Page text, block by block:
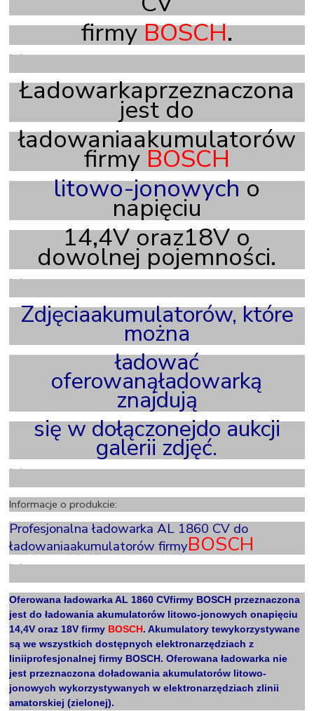
firmyBOSCH.
X
Ładowarkaprzeznaczona
jest do
ładowaniaakumulatorów
firmyBOSCH
litowo-jonowycho
napięciu
14,4V oraz18V o
dowolnej pojemności.
X
Zdjęciaakumulatorów, które
można
ładować
oferowanąładowarką
znajdują
się w dołączonejdo aukcji
galerii zdjęć.
X
Informacje o produkcie:
Profesjonalna ładowarka AL 1860 CV do
ładowaniaakumulatorów firmyBOSCH
X
Oferowana ładowarka AL 1860 CVfirmy BOSCH przeznaczona
jest do ładowania akumulatorów litowo-jonowych onapięciu
14,4V oraz 18V firmy BOSCH. Akumulatory tewykorzystywane
są we wszystkich dostępnych elektronarzędziach z
liniiprofesjonalnej firmy BOSCH. Oferowana ładowarka nie
jest przeznaczona doładowania akumulatorów litowo-
jonowych wykorzystywanych w elektronarzędziach zlinii
amatorskiej (zielonej).